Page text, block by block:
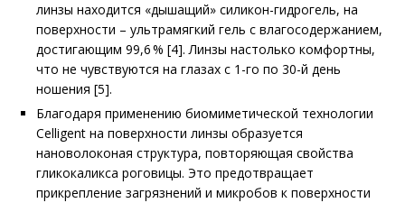
линзы находится «дышащий» силикон-гидрогель, на
поверхности – ультрамягкий гель с влагосодержанием,
достигающим 99,6 % [4]. Линзы настолько комфортны,
что не чувствуются на глазах с 1-го по 30-й день
ношения [5].
Благодаря применению биомиметической технологии
Celligent на поверхности линзы образуется
нановолоконая структура, повторяющая свойства
гликокаликса роговицы. Это предотвращает
прикрепление загрязнений и микробов к поверхности